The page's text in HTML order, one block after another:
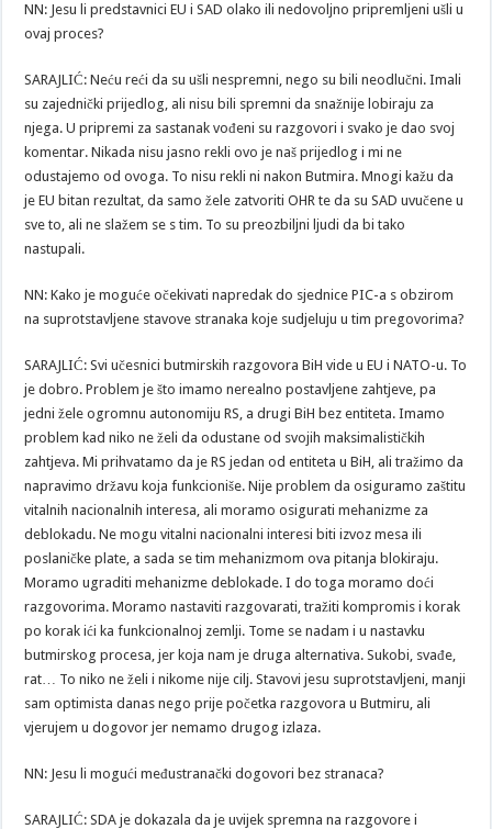
NN: Jesu li predstavnici EU i SAD olako ili nedovoljno pripremljeni ušli u
ovaj proces?
SARAJLIĆ: Neću reći da su ušli nespremni, nego su bili neodlučni. Imali
su zajednički prijedlog, ali nisu bili spremni da snažnije lobiraju za
njega. U pripremi za sastanak vođeni su razgovori i svako je dao svoj
komentar. Nikada nisu jasno rekli ovo je naš prijedlog i mi ne
odustajemo od ovoga. To nisu rekli ni nakon Butmira. Mnogi kažu da
je EU bitan rezultat, da samo žele zatvoriti OHR te da su SAD uvučene u
sve to, ali ne slažem se s tim. To su preozbiljni ljudi da bi tako
nastupali.
NN: Kako je moguće očekivati napredak do sjednice PIC-a s obzirom
na suprotstavljene stavove stranaka koje sudjeluju u tim pregovorima?
SARAJLIĆ: Svi učesnici butmirskih razgovora BiH vide u EU i NATO-u. To
je dobro. Problem je što imamo nerealno postavljene zahtjeve, pa
jedni žele ogromnu autonomiju RS, a drugi BiH bez entiteta. Imamo
problem kad niko ne želi da odustane od svojih maksimalističkih
zahtjeva. Mi prihvatamo da je RS jedan od entiteta u BiH, ali tražimo da
napravimo državu koja funkcioniše. Nije problem da osiguramo zaštitu
vitalnih nacionalnih interesa, ali moramo osigurati mehanizme za
deblokadu. Ne mogu vitalni nacionalni interesi biti izvoz mesa ili
poslaničke plate, a sada se tim mehanizmom ova pitanja blokiraju.
Moramo ugraditi mehanizme deblokade. I do toga moramo doći
razgovorima. Moramo nastaviti razgovarati, tražiti kompromis i korak
po korak ići ka funkcionalnoj zemlji. Tome se nadam i u nastavku
butmirskog procesa, jer koja nam je druga alternativa. Sukobi, svađe,
rat… To niko ne želi i nikome nije cilj. Stavovi jesu suprotstavljeni, manji
sam optimista danas nego prije početka razgovora u Butmiru, ali
vjerujem u dogovor jer nemamo drugog izlaza.
NN: Jesu li mogući međustranački dogovori bez stranaca?
SARAJLIĆ: SDA je dokazala da je uvijek spremna na razgovore i